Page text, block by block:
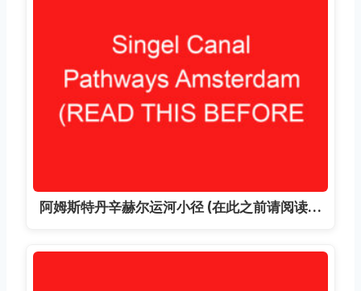
阿姆斯特丹辛赫尔运河小径 (在此之前请阅读…